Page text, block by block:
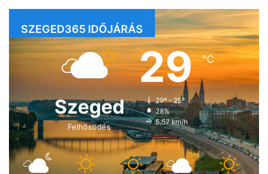
SZEGED365 IDŐJÁRÁS
Szeged
Felhősödés
29℃
29º - 25º
28%
5.57 km/h